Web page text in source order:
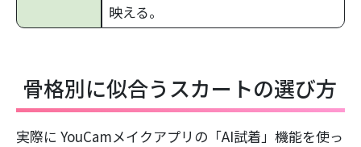
映える。
骨格別に似合うスカートの選び方
実際に YouCamメイクアプリの「AI試着」機能を使っ